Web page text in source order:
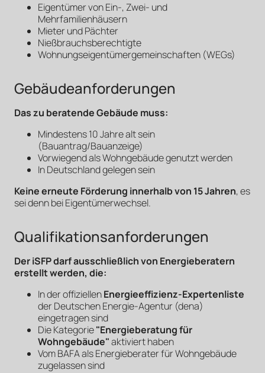
Eigentümer von Ein-, Zwei- und
Mehrfamilienhäusern
Mieter und Pächter
Nießbrauchsberechtigte
Wohnungseigentümergemeinschaften (WEGs)
Gebäudeanforderungen
Das zu beratende Gebäude muss:
Mindestens 10 Jahre alt sein
(Bauantrag/Bauanzeige)
Vorwiegend als Wohngebäude genutzt werden
In Deutschland gelegen sein
Keine erneute Förderung innerhalb von 15 Jahren, es
sei denn bei Eigentümerwechsel.
Qualifikationsanforderungen
Der iSFP darf ausschließlich von Energieberatern
erstellt werden, die:
In der offiziellenEnergieeffizienz-Expertenliste
der Deutschen Energie-Agentur (dena)
eingetragen sind
Die Kategorie"Energieberatung für
Wohngebäude"aktiviert haben
Vom BAFA als Energieberater für Wohngebäude
zugelassen sind